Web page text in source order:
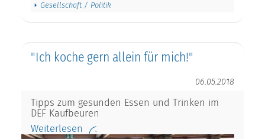
Gesellschaft / Politik
"Ich koche gern allein für mich!"
06.05.2018
Tipps zum gesunden Essen und Trinken im
DEF Kaufbeuren
Weiterlesen